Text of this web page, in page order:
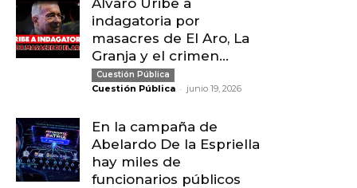
Álvaro Uribe a
indagatoria por
masacres de El Aro, La
Granja y el crimen...
Cuestión Pública
Cuestión Pública - junio 19, 2026
En la campaña de
Abelardo De la Espriella
hay miles de
funcionarios públicos